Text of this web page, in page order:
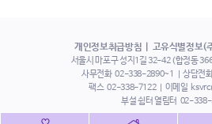
개인정보취급방침 고유식별정보(
서울시 마포구 성지1길 32-42 (합정동
사무전화 02-338-2890~1 상담전
팩스 02-338-7122 이메일
부설 쉼터 열림터 02-338-